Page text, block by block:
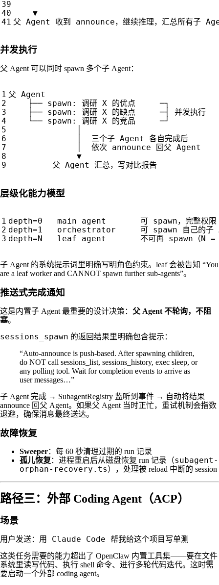
▼
父 Agent 收到 announce，继续推理，汇总所有子
并发执行
父 Agent 可以同时 spawn 多个子 Agent：
层级化能力模型
子 Agent 的系统提示词里明确写明角色约束。leaf 会被告知 “You
are a leaf worker and CANNOT spawn further sub-agents”。
推送式完成通知
这是内置子 Agent 最重要的设计决策： 父 Agent 不轮询，不阻
塞。
sessions_spawn 的返回结果里明确包含提示：
“Auto-announce is push-based. After spawning children,
do NOT call sessions_list, sessions_history, exec sleep, or
any polling tool. Wait for completion events to arrive as
user messages…”
子 Agent 完成 → SubagentRegistry 监听到事件 → 自动将结果
announce 回父 Agent。如果父 Agent 当时正忙，重试机制会指数
退避，确保消息最终送达。
故障恢复
Sweeper：每 60 秒清理过期的 run 记录
孤儿恢复 ：进程重启后从磁盘恢复 run 记录（subagent-
orphan-recovery.ts），处理被 reload 中断的 session
路径三：外部 Coding Agent（ACP）
场景
用户发送： 用 Claude Code 帮我给这个项目写单测
这类任务需要的能力超出了 OpenClaw 内置工具集——要在文件
系统里读写代码、执行 shell 命令、进行多轮代码迭代。这时需
要启动一个外部 coding agent。